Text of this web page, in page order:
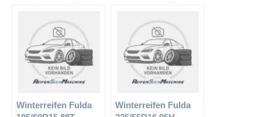
Winterreifen Fulda
Winterreifen Fulda